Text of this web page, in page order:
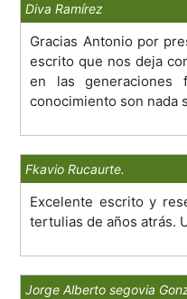
Diva Ramírez
Gracias Antonio por
escrito que nos deja
en las
conocimiento son nada
Fkavio Rucaurte.
Excelente escrito y
tertulias de años atrás.
Jorge Alberto segovia